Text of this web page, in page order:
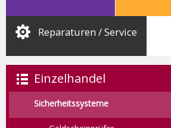
Reparaturen / Service
Einzelhandel
Sicherheitssysteme